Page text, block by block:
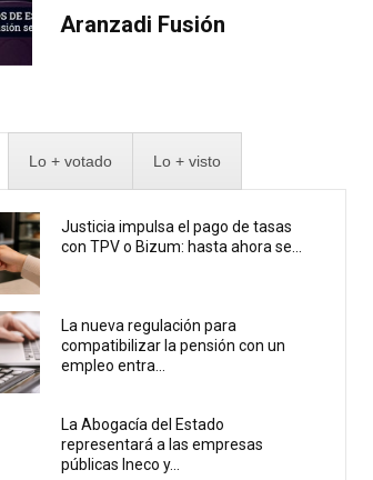
Aranzadi Fusión
Lo + votado Lo + visto
Justicia impulsa el pago de tasas
con TPV o Bizum: hasta ahora se...
La nueva regulación para
compatibilizar la pensión con un
empleo entra...
La Abogacía del Estado
representará a las empresas
públicas Ineco y...